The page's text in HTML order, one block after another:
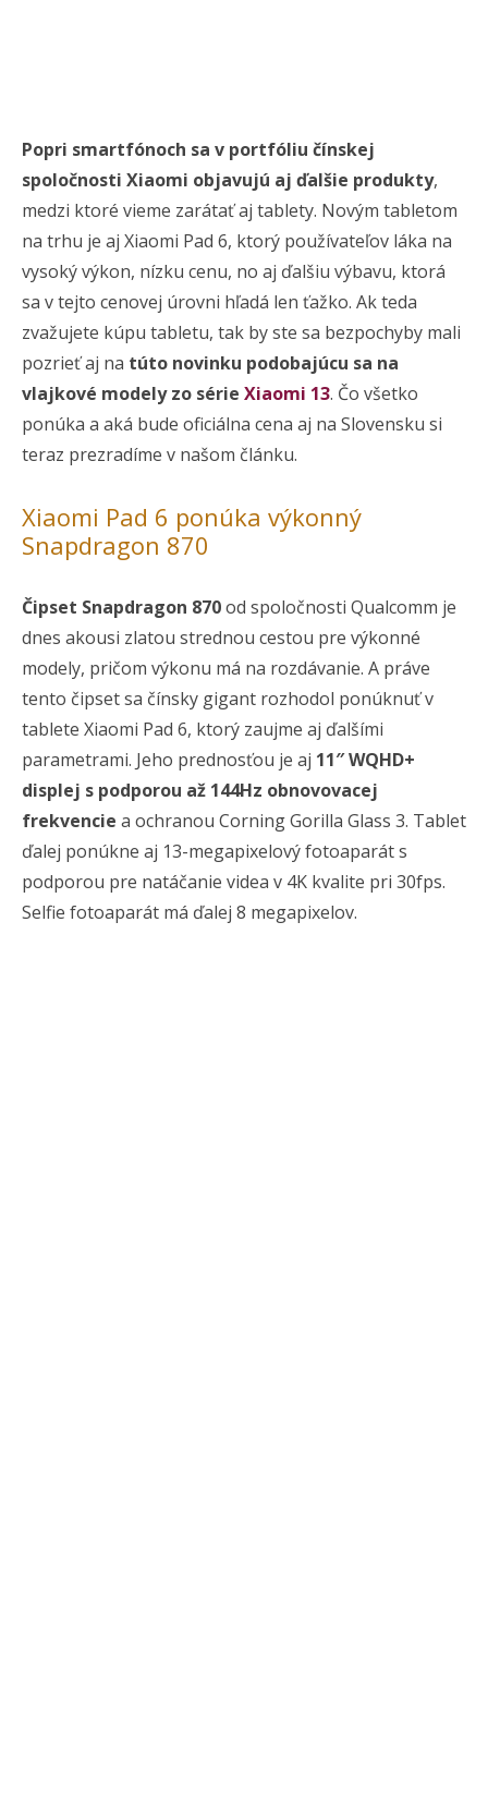
Popri smartfónoch sa v portfóliu čínskej
spoločnosti Xiaomi objavujú aj ďalšie produkty,
medzi ktoré vieme zarátať aj tablety. Novým tabletom
na trhu je aj Xiaomi Pad 6, ktorý používateľov láka na
vysoký výkon, nízku cenu, no aj ďalšiu výbavu, ktorá
sa v tejto cenovej úrovni hľadá len ťažko. Ak teda
zvažujete kúpu tabletu, tak by ste sa bezpochyby mali
pozrieť aj na túto novinku podobajúcu sa na
vlajkové modely zo série Xiaomi 13. Čo všetko
ponúka a aká bude oficiálna cena aj na Slovensku si
teraz prezradíme v našom článku.
Xiaomi Pad 6 ponúka výkonný
Snapdragon 870
Čipset Snapdragon 870od spoločnosti Qualcomm je
dnes akousi zlatou strednou cestou pre výkonné
modely, pričom výkonu má na rozdávanie. A práve
tento čipset sa čínsky gigant rozhodol ponúknuť v
tablete Xiaomi Pad 6, ktorý zaujme aj ďalšími
parametrami. Jeho prednosťou je aj 11″ WQHD+
displej s podporou až 144Hz obnovovacej
frekvencie a ochranou Corning Gorilla Glass 3. Tablet
ďalej ponúkne aj 13-megapixelový fotoaparát s
podporou pre natáčanie videa v 4K kvalite pri 30fps.
Selfie fotoaparát má ďalej 8 megapixelov.